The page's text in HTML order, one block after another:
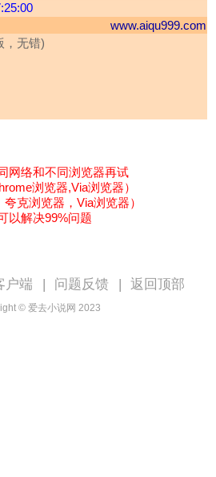
www.aiqu999.com
，无错)
网络和不同浏览器再试
浏览器,Via浏览器）
克浏览器，Via浏览器）
以解决99%问题
户端 | 问题反馈 | 返回顶部
© 爱去小说网 2023